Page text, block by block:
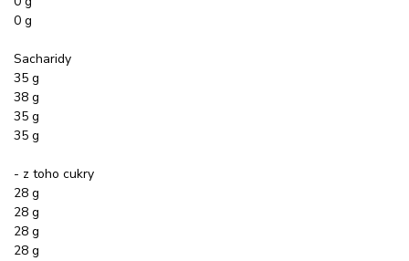
0 g
Sacharidy
35 g
38 g
35 g
35 g
- z toho cukry
28 g
28 g
28 g
28 g